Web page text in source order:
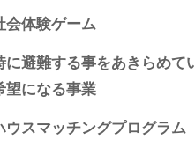
会体験ゲーム
に避難する事をあきらめて
望になる事業
ウスマッチングプログラム